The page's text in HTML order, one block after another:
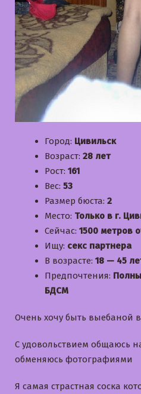
Город: Цивильск
Возраст: 28 лет
Рост: 161
Вес: 53
Размер бюста: 2
Место: Только в г.
Сейчас: 1500 метров
Ищу: секс партнера
В возрасте: 18 — 45
Предпочтения:
БДСМ
Очень хочу быть выебаной
С удовольствием общаюсь
обменяюсь фотографиями
Я самая страстная соска